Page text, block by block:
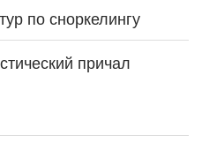
по сноркелингу
причал